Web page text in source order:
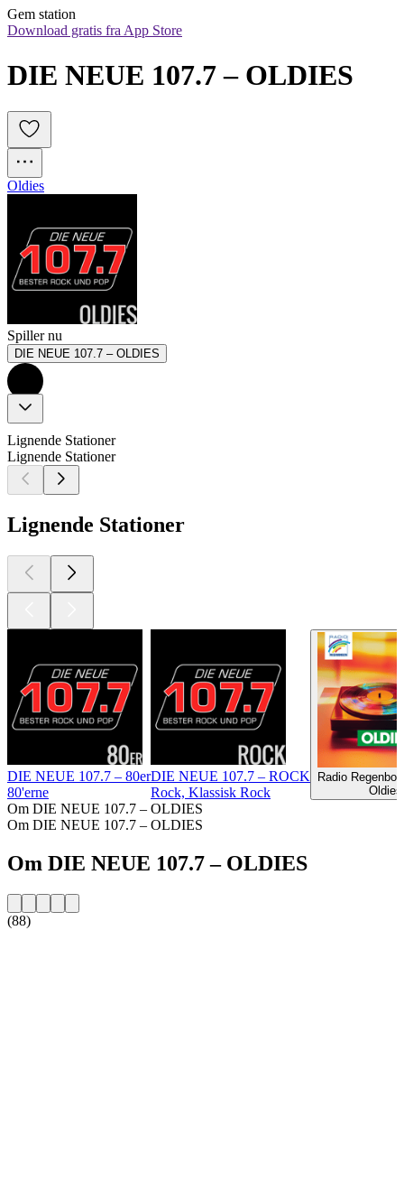
Gem station
Download gratis fra App Store
DIE NEUE 107.7 – OLDIES
Oldies
Spiller nu
DIE NEUE 107.7 – OLDIES
Lignende Stationer
Lignende Stationer
Lignende Stationer
DIE NEUE 107.7 – 80er
80'erne
DIE NEUE 107.7 – ROCK
Rock, Klassisk Rock
Radio
Oldies
Om DIE NEUE 107.7 – OLDIES
Om DIE NEUE 107.7 – OLDIES
Om DIE NEUE 107.7 – OLDIES
(88)